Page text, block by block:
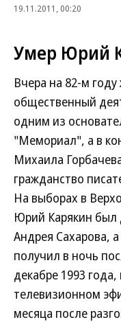
19.11.2011, 00:20
Умер Юрий
Вчера на 82-м
общественный
одним из
"Мемориал", а в
Михаила
гражданство
На выборах в
Юрий Карякин был
Андрея Сахарова,
получил в ночь
декабре 1993
телевизионном
месяца после